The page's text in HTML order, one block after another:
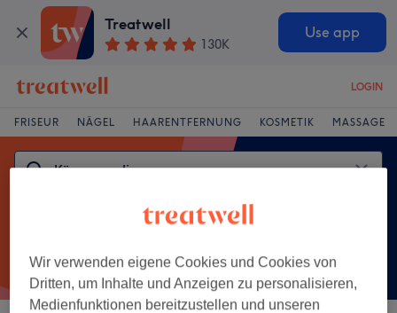
Treatwell
130K
Use app
LOGIN
FRISEUR NÄGEL HAARENTFERNUNG KOSMETIK MASSAGE
Wir verwenden eigene Cookies und Cookies von
Dritten, um Inhalte und Anzeigen zu personalisieren,
Medienfunktionen bereitzustellen und unseren